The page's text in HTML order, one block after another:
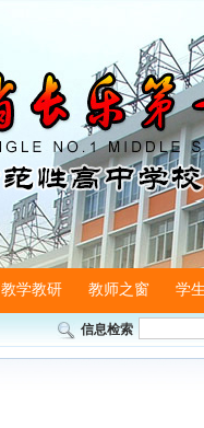
教学教研 教师之窗 学
信息检索